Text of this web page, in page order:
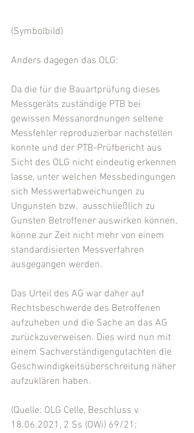
(Symbolbild)
Anders dagegen das OLG:
Da die für die Bauartprüfung dieses
Messgeräts zuständige PTB bei
gewissen Messanordnungen seltene
Messfehler reproduzierbar nachstellen
konnte und der PTB-Prüfbericht aus
Sicht des OLG nicht eindeutig erkennen
lasse, unter welchen Messbedingungen
sich Messwertabweichungen zu
Ungunsten bzw.  ausschließlich zu
Gunsten Betroffener auswirken können,
könne zur Zeit nicht mehr von einem
standardisierten Messverfahren
ausgegangen werden.
Das Urteil des AG war daher auf
Rechtsbeschwerde des Betroffenen
aufzuheben und die Sache an das AG
zurückzuverweisen. Dies wird nun mit
einem Sachverständigengutachten die
Geschwindigkeitsüberschreitung näher
aufzuklären haben.
(Quelle: OLG Celle, Beschluss v.
18.06.2021, 2 Ss (OWi) 69/21;